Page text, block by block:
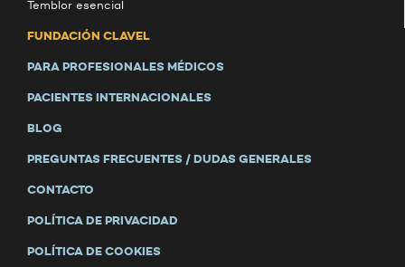
Temblor esencial
FUNDACIÓN CLAVEL
PARA PROFESIONALES MÉDICOS
PACIENTES INTERNACIONALES
BLOG
PREGUNTAS FRECUENTES / DUDAS GENERALES
CONTACTO
POLÍTICA DE PRIVACIDAD
POLÍTICA DE COOKIES